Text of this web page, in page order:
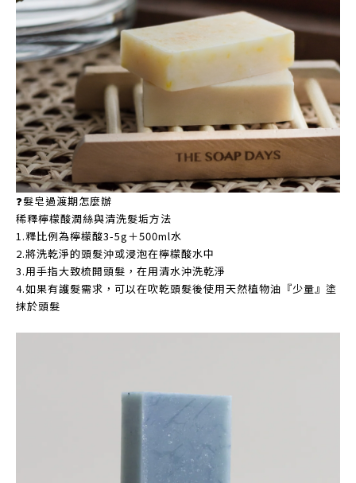
❓髮皂過渡期怎麼辦
稀釋檸檬酸潤絲與清洗髮垢方法
1.釋比例為檸檬酸3-5g＋500ml水
2.將洗乾淨的頭髮沖或浸泡在檸檬酸水中
3.用手指大致梳開頭髮，在用清水沖洗乾淨
4.如果有護髮需求，可以在吹乾頭髮後使用天然植物油『少量』塗
抹於頭髮